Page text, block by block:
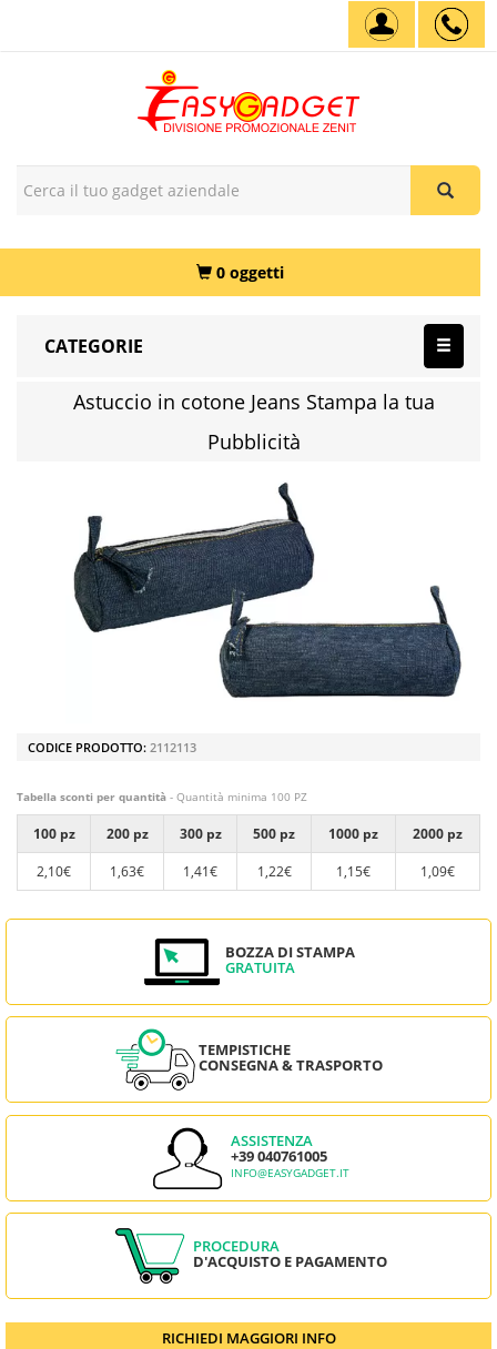
0 oggetti
CATEGORIE
Astuccio in cotone Jeans Stampa la tua
Pubblicità
CODICE PRODOTTO: 2112113
Tabella sconti per quantità - Quantità minima 100 PZ
100 pz 200 pz 300 pz 500 pz 1000 pz
2000 pz
2,10€
1,63€ 1,41€ 1,22€ 1,15€ 1,09€
BOZZA DI STAMPA
GRATUITA
TEMPISTICHE
CONSEGNA & TRASPORTO
ASSISTENZA
+39 040761005
INFO@EASYGADGET.IT
PROCEDURA
D'ACQUISTO E PAGAMENTO
RICHIEDI MAGGIORI INFO